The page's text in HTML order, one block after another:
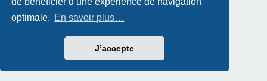
optimale. En savoir plus…
J’accepte